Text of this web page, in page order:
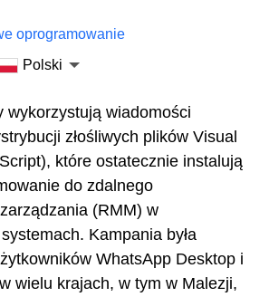
oprogramowanie
Polski
wykorzystują wiadomości
złośliwych plików Visual
które ostatecznie instalują
do zdalnego
(RMM) w
Kampania była
WhatsApp Desktop i
wielu krajach, w tym w Malezji,